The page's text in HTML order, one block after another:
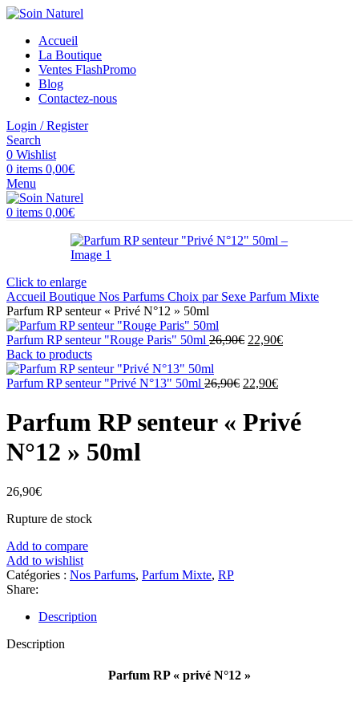
Accueil
La Boutique
Ventes FlashPromo
Blog
Contactez-nous
Login / Register
Search
0 Wishlist
0 items 0,00€
Menu
0 items 0,00€
Click to enlarge
Accueil Boutique Nos Parfums Choix par Sexe Parfum Mixte
Parfum RP senteur « Privé N°12 » 50ml
Parfum RP senteur "Rouge Paris" 50ml 26,90€ Le
était :
22,90€Le
Back to products
Parfum RP senteur "Privé N°13" 50ml 26,90€ Le
initial
était :
22,90€Le
actuel
est :
Parfum RP senteur « Privé
N°12 » 50ml
26,90€
Rupture de stock
Add to compare
Add to wishlist
Catégories : Nos Parfums, Parfum Mixte, RP
Share:
Description
Description
Parfum RP « privé N°12 »